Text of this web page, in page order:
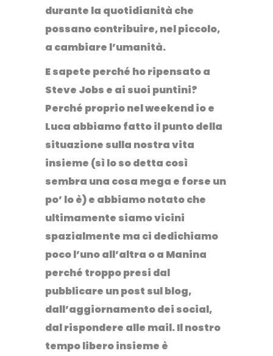
durante la quotidianità che
possano contribuire, nel piccolo,
a cambiare l’umanità.
E sapete perché ho ripensato a
Steve Jobs e ai suoi puntini?
Perché proprio nel weekend io e
Luca abbiamo fatto il punto della
situazione sulla nostra vita
insieme (sì lo so detta così
sembra una cosa mega e forse un
po’ lo è) e abbiamo notato che
ultimamente siamo vicini
spazialmente ma ci dedichiamo
poco l’uno all’altra o a Manina
perché troppo presi dal
pubblicare un post sul blog,
dall’aggiornamento dei social,
dal rispondere alle mail. Il nostro
tempo libero insieme è